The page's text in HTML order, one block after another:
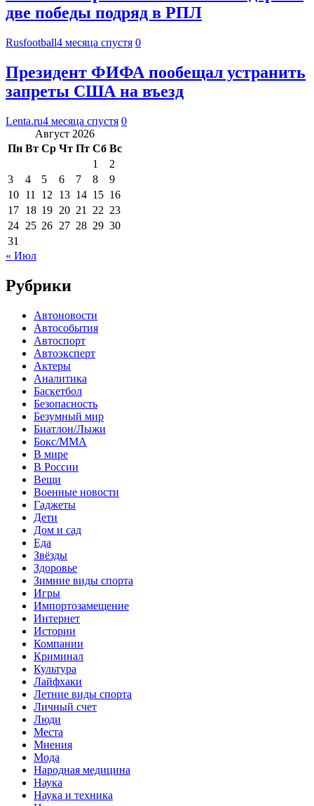
две победы подряд в РПЛ
Rusfootball4 месяца спустя 0
Президент ФИФА пообещал устранить
запреты США на въезд
Lenta.ru4 месяца спустя 0
Август 2026
Пн Вт Ср Чт Пт Сб Вс
1
2
3
4 5 6 7 8
9
10 11 12 13 14 15 16
17 18 19 20 21 22 23
24 25 26 27 28 29 30
31
« Июл
Рубрики
Автоновости
Автособытия
Автоспорт
Автоэксперт
Актеры
Аналитика
Баскетбол
Безопасность
Безумный мир
Биатлон/Лыжи
Бокс/MMA
В мире
В России
Вещи
Военные новости
Гаджеты
Дети
Дом и сад
Еда
Звёзды
Здоровье
Зимние виды спорта
Игры
Импортозамещение
Интернет
Истории
Компании
Криминал
Культура
Лайфхаки
Летние виды спорта
Личный счет
Люди
Места
Мнения
Мода
Народная медицина
Наука
Наука и техника